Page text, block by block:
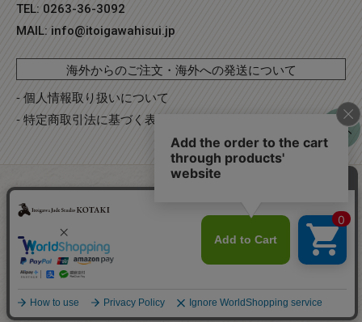
TEL: 0263-36-3092
MAIL: info@itoigawahisui.jp
海外からのご注文・海外への発送について
- 個人情報取り扱いについて
- 特定商取引法に基づく表記
Copyright©2023 糸魚川翡翠工房こたき